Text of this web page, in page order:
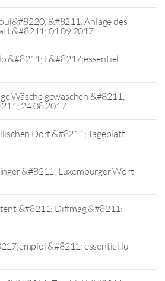
&#8211; Anlage des
&#8211; 01.09.2017
&#8211; L&#8217;essentiel
Wäsche gewaschen &#8211;
24.08.2017
Dorf &#8211; Tageblatt
&#8211; Luxemburger Wort
&#8211; Diffmag &#8211;
&#8211; essentiel.lu